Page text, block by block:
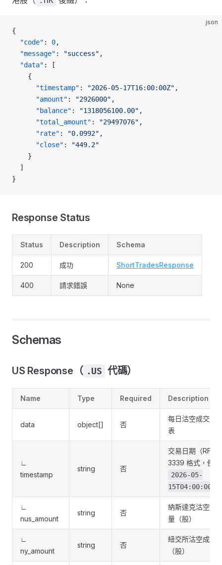
json
{
  "code"
: 0,
  "message"
: "success" ,
  "data"
: [
    {
      "timestamp"
: "2026-05-17T16:00:00Z" ,
      "amount"
: "2926000" ,
      "balance"
: "1318056100.00" ,
      "total_amount"
: "29497076" ,
      "rate"
: "0.0992" ,
      "close"
:
"449.2"
    }
  ]
}
Response Status
Status Description Schema
200 成功 ShortTradesResponse
400 請求錯誤 None
Schemas
US Response（ .US 代碼）
Name Type Required Description
data object[] 否
每日沽空成交量
表
∟
timestamp
string 否
交易日期（RFC
3339 格式，例如
2026-05-
15T04:00:00Z
∟
nus_amount
string 否
納斯達克沽空成
量（股）
∟
ny_amount
string 否
紐交所沽空成交
（股）